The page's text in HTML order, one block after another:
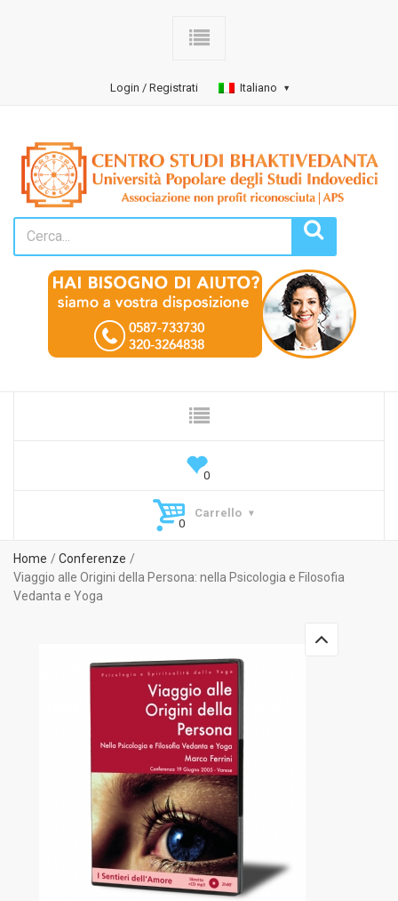
Login / Registrati Italiano
Carrello
Home
Conferenze
Viaggio alle Origini della Persona: nella Psicologia e Filosofia
Vedanta e Yoga